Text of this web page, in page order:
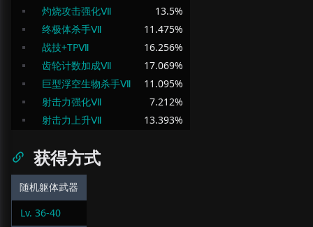
灼烧攻击强化Ⅶ
13.5%
终极体杀手Ⅶ
11.475%
战技+TPⅦ
16.256%
齿轮计数加成Ⅶ
17.069%
巨型浮空生物杀手Ⅶ
11.095%
射击力强化Ⅶ
7.212%
射击力上升Ⅶ
13.393%
获得方式
随机躯体武器
Lv. 36-40